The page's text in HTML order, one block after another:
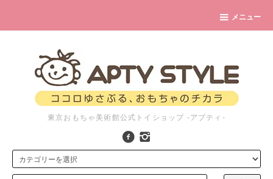
メニュー
東京おもちゃ美術館公式トイショップ -アプティ-